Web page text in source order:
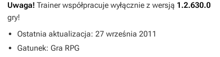
Uwaga! Trainer współpracuje wyłącznie z wersją 1.2.630.0
gry!
Ostatnia aktualizacja: 27 września 2011
Gatunek: Gra RPG